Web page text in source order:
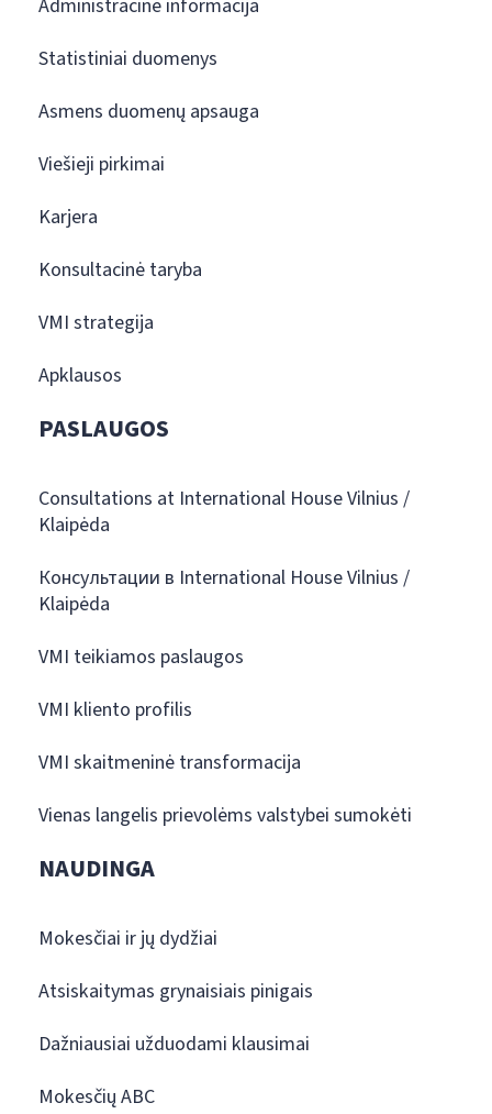
Administracinė informacija
Statistiniai duomenys
Asmens duomenų apsauga
Viešieji pirkimai
Karjera
Konsultacinė taryba
VMI strategija
Apklausos
PASLAUGOS
Consultations at International House Vilnius /
Klaipėda
Консультации в International House Vilnius /
Klaipėda
VMI teikiamos paslaugos
VMI kliento profilis
VMI skaitmeninė transformacija
Vienas langelis prievolėms valstybei sumokėti
NAUDINGA
Mokesčiai ir jų dydžiai
Atsiskaitymas grynaisiais pinigais
Dažniausiai užduodami klausimai
Mokesčių ABC